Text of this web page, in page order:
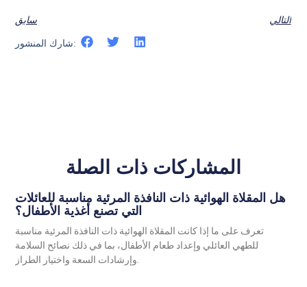
سابق التالي
شارك المنشور:
المشاركات ذات الصلة
هل المقلاة الهوائية ذات النافذة المرئية مناسبة للعائلات
التي تصنع أغذية الأطفال؟
تعرف على ما إذا كانت المقلاة الهوائية ذات النافذة المرئية مناسبة
للطهي العائلي وإعداد طعام الأطفال، بما في ذلك نصائح السلامة
وإرشادات السعة واختيار الطراز.